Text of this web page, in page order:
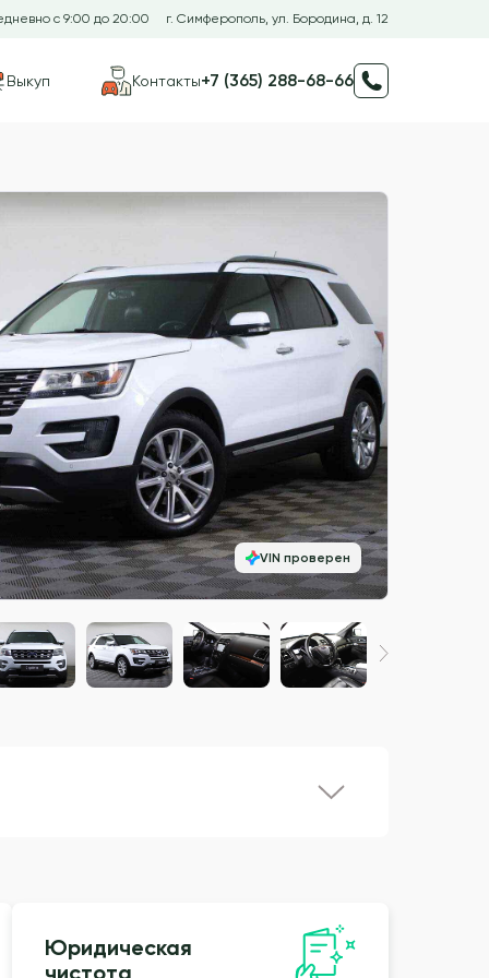
с 9:00 до 20:00 г. Симферополь, ул. Бородина, д. 12
Выкуп Контакты+7 (365) 288-68-66
VIN проверен
Юридическая
чистота